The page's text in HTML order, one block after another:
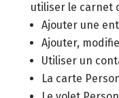
utiliser le carnet
Ajouter une
Ajouter,
Utiliser un
La carte